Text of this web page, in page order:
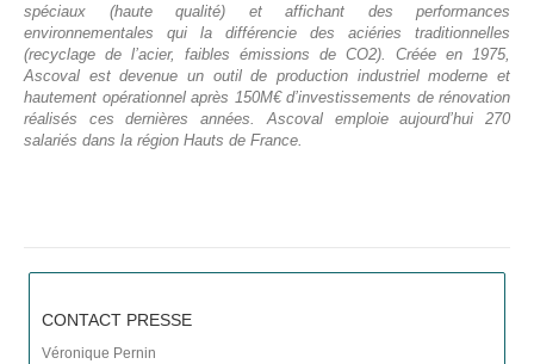
spéciaux (haute qualité) et affichant des performances
environnementales qui la différencie des aciéries traditionnelles
(recyclage de l’acier, faibles émissions de CO2). Créée en 1975,
Ascoval est devenue un outil de production industriel moderne et
hautement opérationnel après 150M€ d’investissements de rénovation
réalisés ces dernières années. Ascoval emploie aujourd’hui 270
salariés dans la région Hauts de France.
CONTACT PRESSE
Véronique Pernin